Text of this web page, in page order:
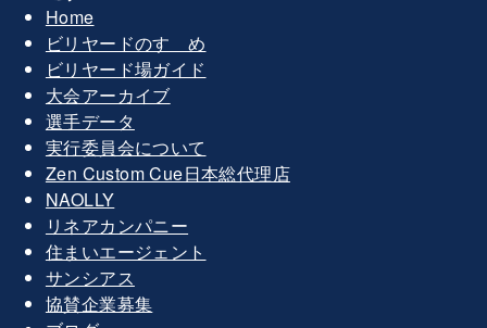
Home
ビリヤードのすゝめ
ビリヤード場ガイド
大会アーカイブ
選手データ
実行委員会について
Zen Custom Cue日本総代理店
NAOLLY
リネアカンパニー
住まいエージェント
サンシアス
協賛企業募集